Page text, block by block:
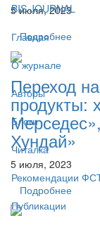
BIS JOURNAL
Главная
О журнале
Авторы
Блоги
Читалка
Рекомендации
Публикации
5 июля, 2023
Подробнее
Переход
продукты:
Хундай»
5 июля, 2023
Подробнее